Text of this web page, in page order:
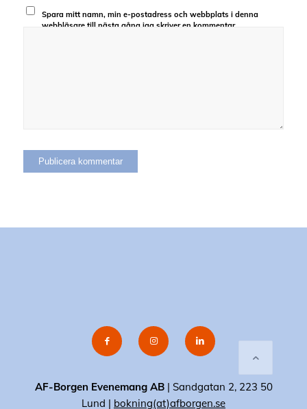
Spara mitt namn, min e-postadress och webbplats i denna
webbläsare till nästa gång jag skriver en kommentar.
AF-Borgen Evenemang AB| Sandgatan 2, 223 50
Lund | bokning(at)afborgen.se